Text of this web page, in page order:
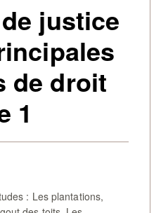
justice
de droit
1
: Les plantations,